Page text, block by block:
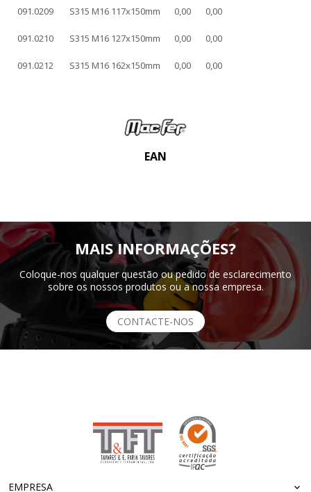
091.0209 S315 M16 117x150mm 0,00 0,00
091.0210 S315 M16 127x150mm 0,00 0,00
091.0212 S315 M16 162x150mm 0,00 0,00
EAN
MAIS INFORMAÇÕES?
Coloque-nos qualquer questão ou pedido de esclarecimento
sobre os nossos produtos ou a nossa empresa.
CONTACTE-NOS
EMPRESA